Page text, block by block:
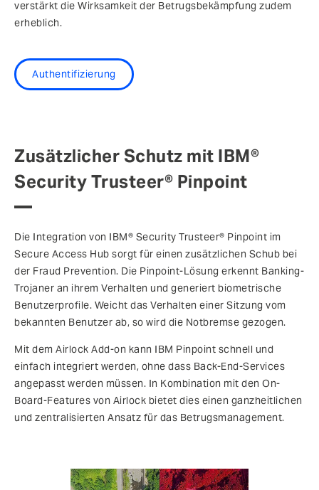
verstärkt die Wirksamkeit der Betrugsbekämpfung zudem
erheblich.
Authentifizierung
Zusätzlicher Schutz mit IBM®
Security Trusteer® Pinpoint
Die Integration von IBM® Security Trusteer® Pinpoint im
Secure Access Hub sorgt für einen zusätzlichen Schub bei
der Fraud Prevention. Die Pinpoint-Lösung erkennt Banking-
Trojaner an ihrem Verhalten und generiert biometrische
Benutzerprofile. Weicht das Verhalten einer Sitzung vom
bekannten Benutzer ab, so wird die Notbremse gezogen.
Mit dem Airlock Add-on kann IBM Pinpoint schnell und
einfach integriert werden, ohne dass Back-End-Services
angepasst werden müssen. In Kombination mit den On-
Board-Features von Airlock bietet dies einen ganzheitlichen
und zentralisierten Ansatz für das Betrugsmanagement.